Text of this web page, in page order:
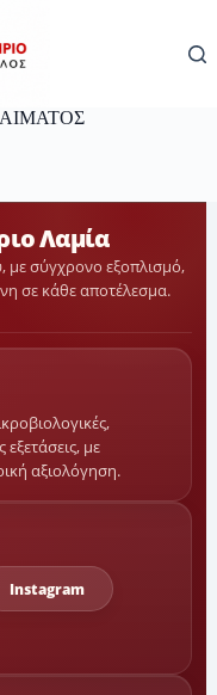
Λαμία
με σύγχρονο εξοπλισμό,
σε κάθε αποτέλεσμα.
εξετάσεις, με
αξιολόγηση.
Instagram